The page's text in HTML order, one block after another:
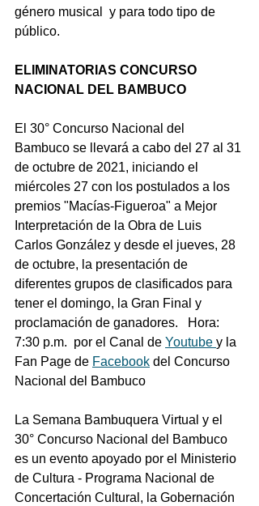
género musical  y para todo tipo de
público.
ELIMINATORIAS CONCURSO
NACIONAL DEL BAMBUCO
El 30° Concurso Nacional del
Bambuco se llevará a cabo del 27 al 31
de octubre de 2021, iniciando el
miércoles 27 con los postulados a los
premios "Macías-Figueroa" a Mejor
Interpretación de la Obra de Luis
Carlos González y desde el jueves, 28
de octubre, la presentación de
diferentes grupos de clasificados para
tener el domingo, la Gran Final y
proclamación de ganadores.   Hora:
7:30 p.m.  por el Canal de Youtube y la
Fan Page de Facebook del Concurso
Nacional del Bambuco
La Semana Bambuquera Virtual y el
30° Concurso Nacional del Bambuco
es un evento apoyado por el Ministerio
de Cultura - Programa Nacional de
Concertación Cultural, la Gobernación